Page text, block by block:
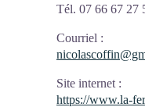
Tél. 07 66 67 27
Courriel :
Site internet :
https://www.la-